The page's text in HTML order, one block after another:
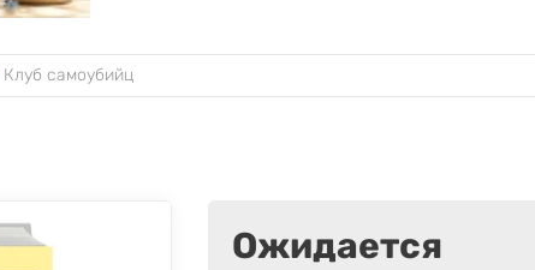
Клуб самоубийц
Ожидается